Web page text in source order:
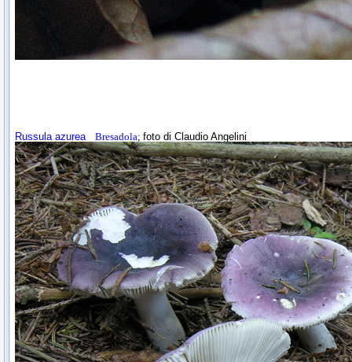
Russula azurea Bresadola; foto di Claudio Angelini